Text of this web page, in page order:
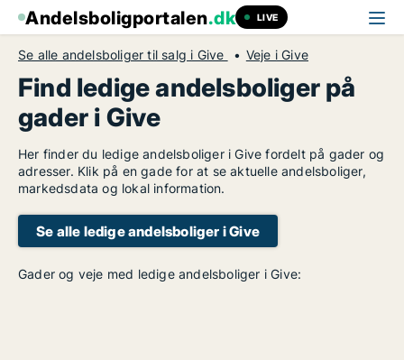
Andelsboligportalen.dk LIVE
Se alle andelsboliger til salg i Give Veje i Give
Find ledige andelsboliger på
gader i Give
Her finder du ledige andelsboliger i Give fordelt på gader og
adresser. Klik på en gade for at se aktuelle andelsboliger,
markedsdata og lokal information.
Se alle ledige andelsboliger i Give
Gader og veje med ledige andelsboliger i Give: